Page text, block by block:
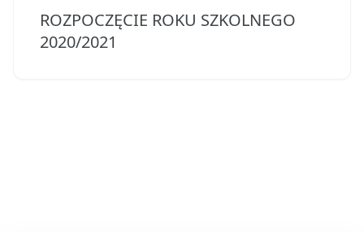
ROZPOCZĘCIE ROKU SZKOLNEGO
2020/2021